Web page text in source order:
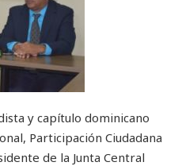
y capítulo dominicano
Participación Ciudadana
de la Junta Central